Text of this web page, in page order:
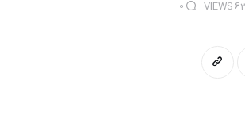
VIEWS
0